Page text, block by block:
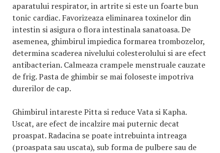
aparatului respirator, in artrite si este un foarte bun
tonic cardiac. Favorizeaza eliminarea toxinelor din
intestin si asigura o flora intestinala sanatoasa. De
asemenea, ghimbirul impiedica formarea trombozelor,
determina scaderea nivelului colesterolului si are efect
antibacterian. Calmeaza crampele menstruale cauzate
de frig. Pasta de ghimbir se mai foloseste impotriva
durerilor de cap.
Ghimbirul intareste Pitta si reduce Vata si Kapha.
Uscat, are efect de incalzire mai puternic decat
proaspat. Radacina se poate intrebuinta intreaga
(proaspata sau uscata), sub forma de pulbere sau de